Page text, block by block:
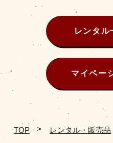
レンタル
マイペー
TOP レンタル・販売品